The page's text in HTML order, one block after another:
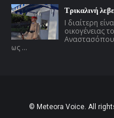
Τρικαλινή
Ι διαίτερη
οικογένειας
ως ...
© Meteora Voice. All